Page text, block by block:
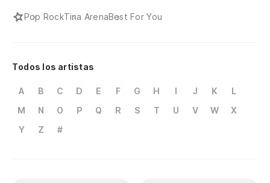
Pop RockTina ArenaBest For You
Todos los artistas
A B C D E F G H I J K
L
M
N O P Q R S T U V W
X
Y
Z #